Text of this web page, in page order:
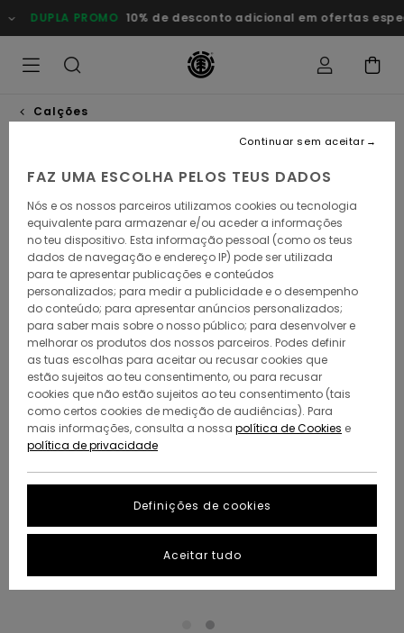
para
a
DUPLA PROMO 10% de desconto adicional em ofertas
Calções
FAZ UMA ESCOLHA PELOS TEUS DADOS
Nós e os nossos parceiros utilizamos cookies ou tecnologia
equivalente para armazenar e/ou aceder a informações
no teu dispositivo. Esta informação pessoal (como os teus
dados de navegação e endereço IP) pode ser utilizada
para te apresentar publicações e conteúdos
personalizados; para medir a publicidade e o desempenho
do conteúdo; para apresentar anúncios personalizados;
para saber mais sobre o nosso público; para desenvolver e
melhorar os produtos dos nossos parceiros. Podes definir
as tuas escolhas para aceitar ou recusar cookies que
estão sujeitos ao teu consentimento, ou para recusar
cookies que não estão sujeitos ao teu consentimento (tais
como certos cookies de medição de audiências). Para
mais informações, consulta a nossa política de Cookies e
política de privacidade
Definições de cookies
Continuar sem aceitar
Aceitar tudo